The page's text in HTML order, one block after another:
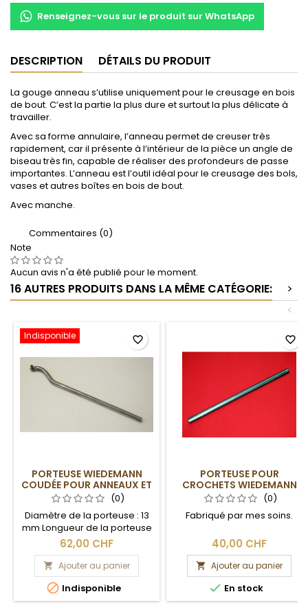
Renseignez-vous sur le produit sur WhatsApp
DESCRIPTION DÉTAILS DU PRODUIT
La gouge anneau s’utilise uniquement pour le creusage en bois
de bout. C’est la partie la plus dure et surtout la plus délicate à
travailler.
Avec sa forme annulaire, l’anneau permet de creuser très
rapidement, car il présente à l’intérieur de la pièce un angle de
biseau très fin, capable de réaliser des profondeurs de passe
importantes. L’anneau est l’outil idéal pour le creusage des bols,
vases et autres boîtes en bois de bout.
Avec manche.
Commentaires (0)
Note
Aucun avis n'a été publié pour le moment.
16 AUTRES PRODUITS DANS LA MÊME CATÉGORIE:
>
<
Indisponible
PORTEUSE WIEDEMANN
COUDÉE POUR ANNEAUX ET
RACLOIRS (0)
Diamètre de la porteuse : 13
mm Longueur de la porteuse
: 340 mm
62,00 CHF
 Ajouter au panier
 Indisponible
favorite_border
PORTEUSE POUR
CROCHETS WIEDEMANN
DIAM. 16 MM(0)
Fabriqué par mes soins.
40,00 CHF
 Ajouter au panier
 En stock
favorite_border